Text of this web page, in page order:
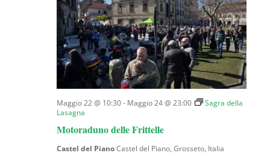
Motoraduno delle Frittelle
Maggio 22 @ 10:30- Maggio 24 @ 23:00
Sagra della
Lasagna
Castel del PianoCastel del Piano, Grosseto, Italia